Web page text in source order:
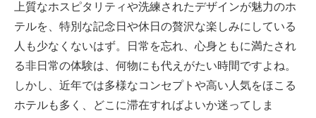
上質なホスピタリティや洗練されたデザインが魅力のホ
テルを、特別な記念日や休日の贅沢な楽しみにしている
人も少なくないはず。日常を忘れ、心身ともに満たされ
る非日常の体験は、何物にも代えがたい時間ですよね。
しかし、近年では多様なコンセプトや高い人気をほこる
ホテルも多く、どこに滞在すればよいか迷ってしま